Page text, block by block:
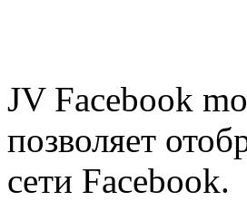
JV Facebook
позволяет
сети Facebook.